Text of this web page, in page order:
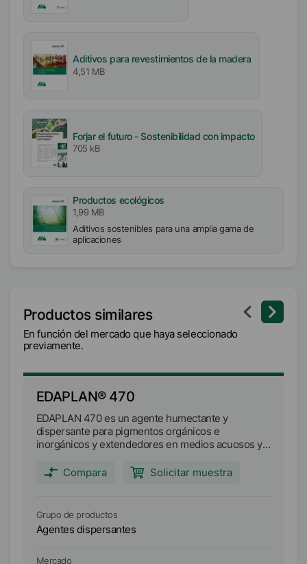
Sin biocidas
Tipo de pigmento
Negros de humo
TiO2/Rellenos
Aditivos para revestimientos de la madera
4,51 MB
Forjar el futuro - Sostenibilidad con impacto
705 kB
Productos ecológicos
1,99 MB
Aditivos sostenibles para una amplia gama de
aplicaciones
Productos similares
En función del mercado que haya seleccionado
previamente.
EDAPLAN® 470
EDAPLAN 470 es un agente humectante y
dispersante para pigmentos orgánicos e
inorgánicos y extendedores en medios acuosos y
disolventes. Puede utilizarse para la producción de
aire y al horno, sistemas 2K), así como para la
producción de concentrados de pigmentos
acuosos y que contienen glicol, sin aglutinantes.
Compara Solicitar muestra
Grupo de productos
Agentes dispersantes
Mercado